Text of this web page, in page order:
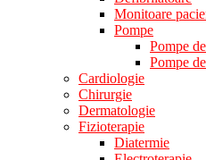
Monitoare
Pompe
Pompe
Pompe
Cardiologie
Chirurgie
Dermatologie
Fizioterapie
Diatermie